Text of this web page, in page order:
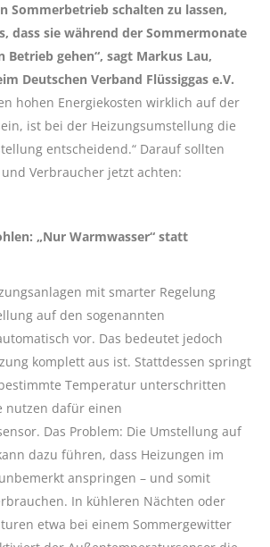
Sommerbetrieb schalten zu lassen,
dass sie während der Sommermonate
gehen“, sagt Markus Lau,
Deutschen Verband Flüssiggas e.V.
hohen Energiekosten wirklich auf der
ist bei der Heizungsumstellung die
entscheidend.“ Darauf sollten
Verbraucher jetzt achten:
„Nur Warmwasser“ statt
mit smarter Regelung
auf den sogenannten
vor. Das bedeutet jedoch
komplett aus ist. Stattdessen springt
Temperatur unterschritten
nutzen dafür einen
Das Problem: Die Umstellung auf
dazu führen, dass Heizungen im
anspringen – und somit
In kühleren Nächten oder
etwa bei einem Sommergewitter